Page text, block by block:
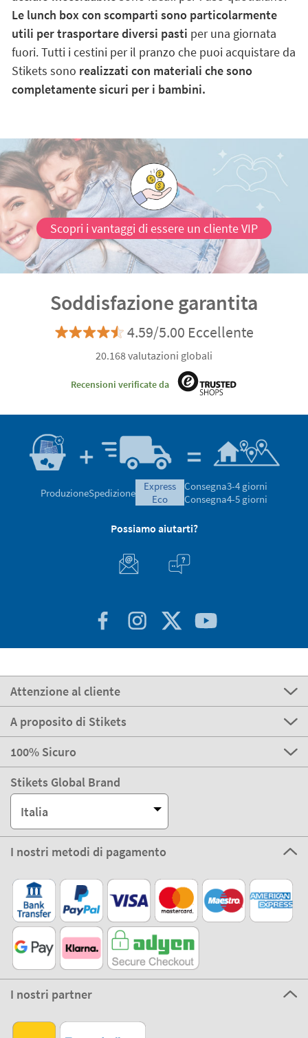
all'asilo, a scuola o in gita? È più economico,
ecologico, sicuro e si mangia persino meglio.
Scegli il
cestino per il pranzo che meglio si adatta alle vostre
esigenze. Se tuo figlio va all'asilo, opta per modelli più
piccoli che sono più facili da gestire. Le lunch box in
acciaio inossidabile
sono ideali per l'uso quotidiano.
utili per trasportare diversi pastiper una giornata
fuori. Tutti i cestini per il pranzo che puoi acquistare da
Stikets sonorealizzati con materiali che sono
completamente sicuri per i bambini.
Scopri i vantaggi di essere un cliente VIP
Soddisfazione garantita
4.59/5.00 Eccellente
20.168 valutazioni globali
Recensioni verificate da
Possiamo aiutarti?
Attenzione al cliente
A proposito di Stikets
100% Sicuro
Stikets Global Brand
Italia
I nostri metodi di pagamento